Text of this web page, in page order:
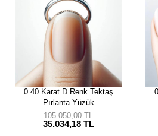
0.40 Karat D Renk Tektaş
Pırlanta Yüzük
35.034,18 TL
105.050,00 TL